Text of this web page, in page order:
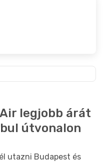
legjobb árát
útvonalon
utazni Budapest és